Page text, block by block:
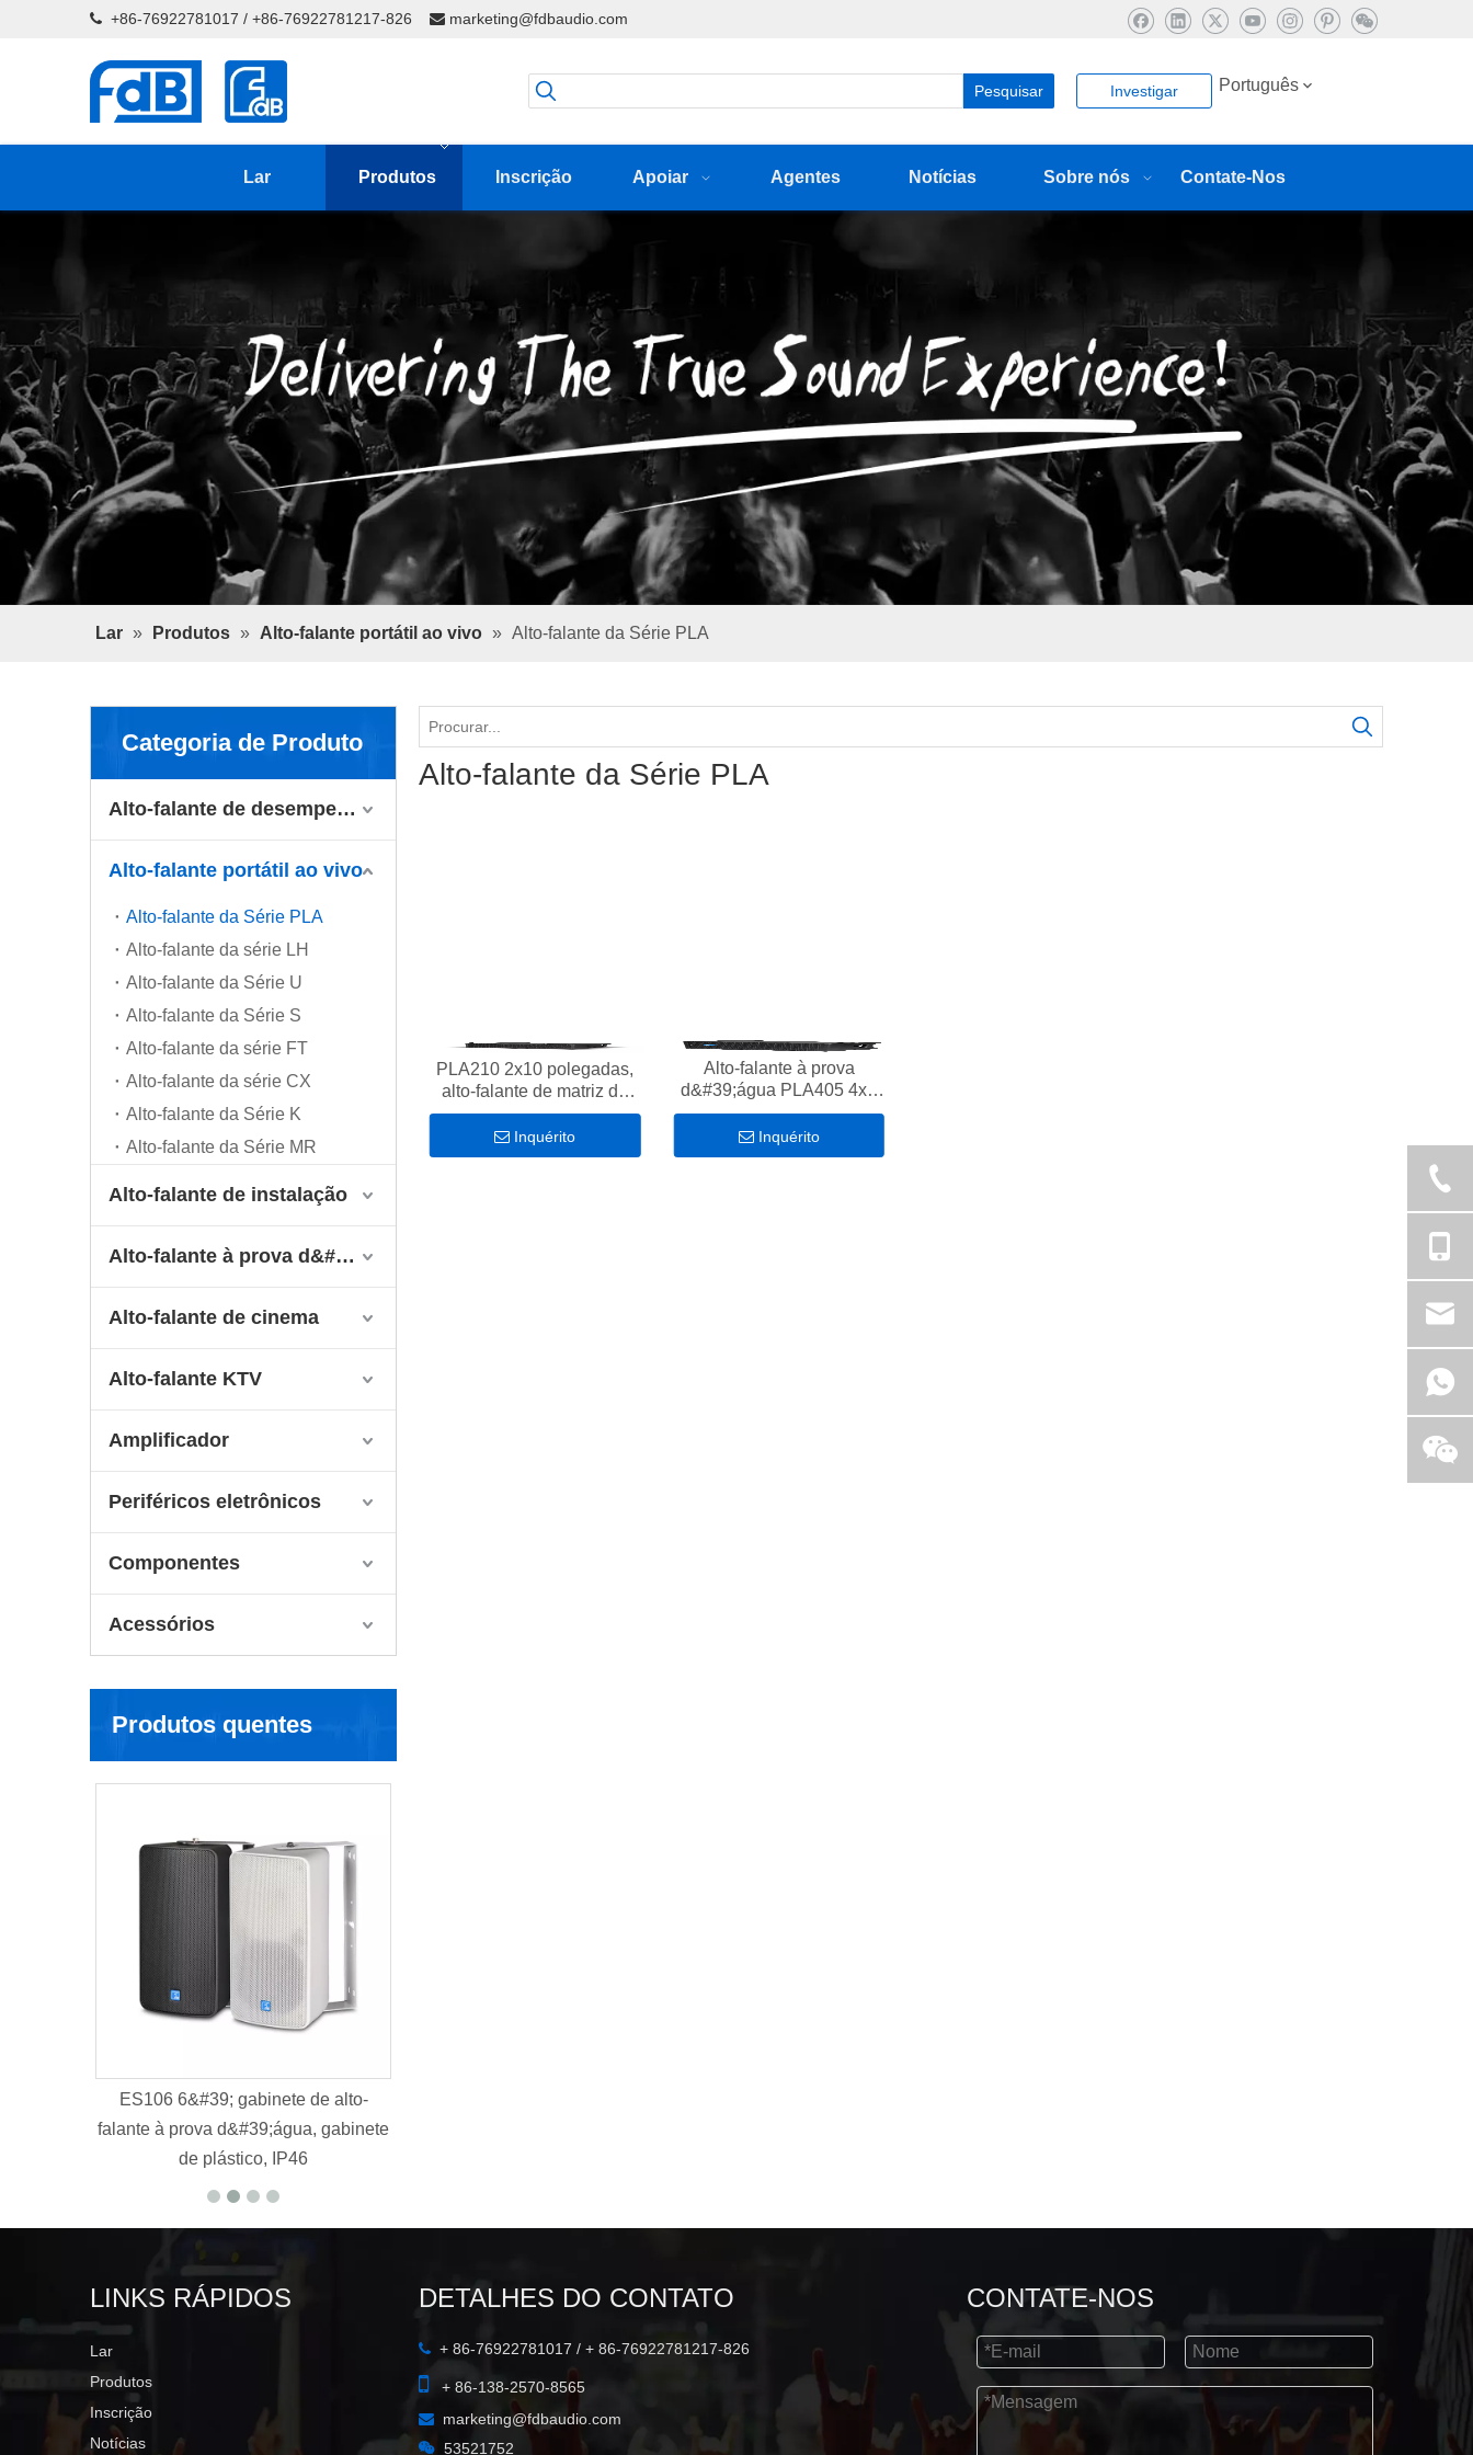
 +86-76922781017 / +86-76922781217-826  marketing@fdbaudio.com
Pesquisar Investigar Português
Lar Produtos Inscrição Apoiar Agentes Notícias Sobre nós Contate-Nos
Lar » Produtos » Alto-falante portátil ao vivo » Alto-falante da Série PLA
Categoria de Produto
Alto-falante de desempenho
Alto-falante portátil ao vivo
Alto-falante da Série PLA
Alto-falante da série LH
Alto-falante da Série U
Alto-falante da Série S
Alto-falante da série FT
Alto-falante da série CX
Alto-falante da Série K
Alto-falante da Série MR
Alto-falante de instalação
Alto-falante à prova d&#39;água
Alto-falante de cinema
Alto-falante KTV
Amplificador
Periféricos eletrônicos
Componentes
Acessórios
Produtos quentes
6&#39; gabinete de alto-
prova d&#39;água, gabinete
K112B
Alto-falante da Série PLA
PLA210 2x10 polegadas,
alto-falante de matriz de
linha à prova d&#39;água
de 500 W de gama
completa
Inquérito
Alto-falante à prova
d&#39;água PLA405 4x5
polegadas Full range 400W
Inquérito
LINKS RÁPIDOS
Lar
Produtos
Inscrição
Notícias
DETALHES DO CONTATO
 + 86-76922781017 / + 86-76922781217-826
 + 86-138-2570-8565
 marketing@fdbaudio.com
 53521752
CONTATE-NOS